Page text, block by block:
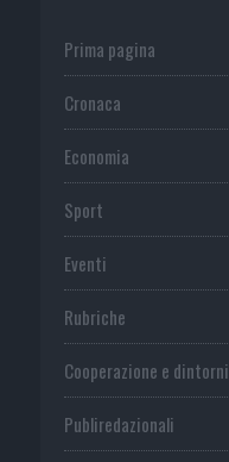
Prima pagina
Cronaca
Economia
Sport
Eventi
Rubriche
Cooperazione e dintorni
Publiredazionali